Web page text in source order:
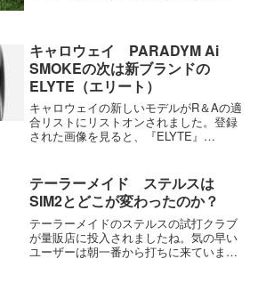
キャロウェイ PARADYM Ai
SMOKEの次は新ブランドの
ELYTE（エリート）
キャロウェイの新しいモデルがR＆Aの適
合リストにリストオンされました。登録
された画像を見ると、『ELYTE』
イは新しいブランド名『ELYTE（エ...
テーラーメイド ステルスは
SIM2とどこが変わったのか？
テーラーメイドのステルスの試打クラブ
が量販店に投入されましたね。気の早い
ユーザーは朝一番から打ちに来ていまし